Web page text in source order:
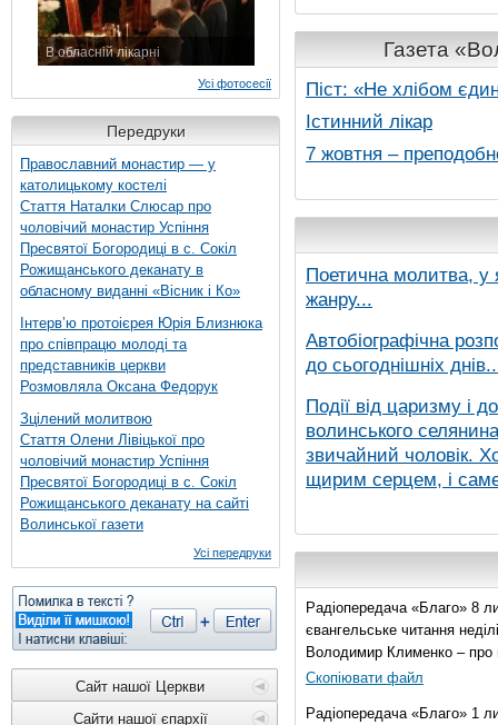
В обласній лікарні
Усі фотосесії
Передруки
Православний монастир — у
католицькому костелі
Стаття Наталки Слюсар про
чоловічий монастир Успіння
Пресвятої Богородиці в с. Сокіл
Рожищанського деканату в
обласному виданні «Вісник і Ко»
Інтерв’ю протоієрея Юрія Близнюка
про співпрацю молоді та
представників церкви
Розмовляла Оксана Федорук
Зцілений молитвою
Стаття Олени Лівіцької про
чоловічий монастир Успіння
Пресвятої Богородиці в с. Сокіл
Рожищанського деканату на сайті
Волинської газети
Усі передруки
Сайт нашої Церкви
Сайти нашої єпархії
Газета
Піст: «Не хлібом
Істинний лікар
7 жовтня –
Поетична молитва, у
жанру...
Автобіографічна
до сьогоднішніх
Події від царизму і
волинського
звичайний чоловік.
щирим серцем, і
Радіопередача «Благо» 8
євангельське читання
Володимир Клименко – про
Скопіювати файл
Радіопередача «Благо» 1